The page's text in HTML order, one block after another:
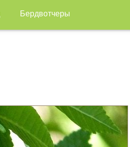
Бердвотчеры